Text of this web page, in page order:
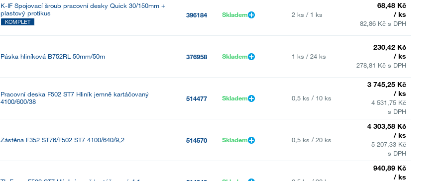
K-IF Spojovací šroub pracovní desky Quick 30/150mm +
plastový protikus
KOMPLET
396184 Skladem 2 ks / 1 ks
68,48 Kč
/ ks
82,86 Kč s DPH
Páska hliníková B752RL 50mm/50m 376958 Skladem 1 ks / 24 ks
230,42 Kč
/ ks
278,81 Kč s DPH
Pracovní deska F502 ST7 Hliník jemně kartáčovaný
4100/600/38
514477 Skladem 0,5 ks / 10 ks
3 745,25 Kč
/ ks
4 531,75 Kč
s DPH
Zástěna F352 ST76/F502 ST7 4100/640/9,2 514570 Skladem 0,5 ks / 20 ks
4 303,58 Kč
/ ks
5 207,33 Kč
s DPH
940,89 Kč
/ ks